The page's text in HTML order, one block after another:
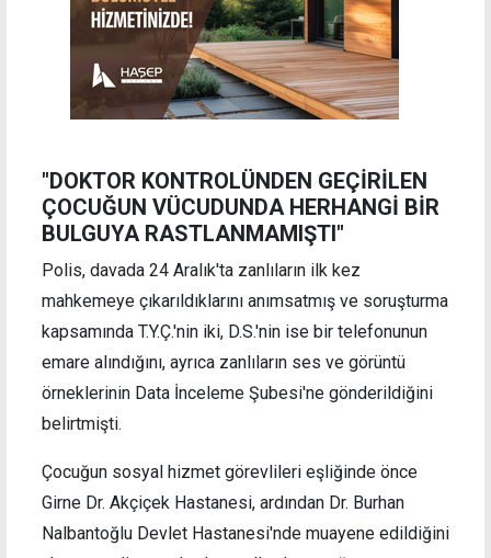
"DOKTOR KONTROLÜNDEN GEÇİRİLEN
ÇOCUĞUN VÜCUDUNDA HERHANGİ BİR
BULGUYA RASTLANMAMIŞTI"
Polis, davada 24 Aralık'ta zanlıların ilk kez
mahkemeye çıkarıldıklarını anımsatmış ve soruşturma
kapsamında T.Y.Ç.'nin iki, D.S.'nin ise bir telefonunun
emare alındığını, ayrıca zanlıların ses ve görüntü
örneklerinin Data İnceleme Şubesi'ne gönderildiğini
belirtmişti.
Çocuğun sosyal hizmet görevlileri eşliğinde önce
Girne Dr. Akçiçek Hastanesi, ardından Dr. Burhan
Nalbantoğlu Devlet Hastanesi'nde muayene edildiğini